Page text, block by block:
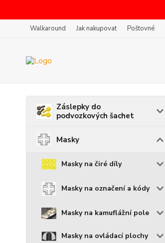
Walkaround Jak nakupovat Poštovné
Záslepky do
podvozkových šachet
Masky
Masky na čiré díly
Masky na označení a kódy
Masky na kamuflážní pole
Masky na ovládací plochy